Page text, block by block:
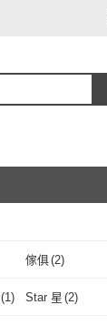
傢俱(2)
(1) Star 星 (2)